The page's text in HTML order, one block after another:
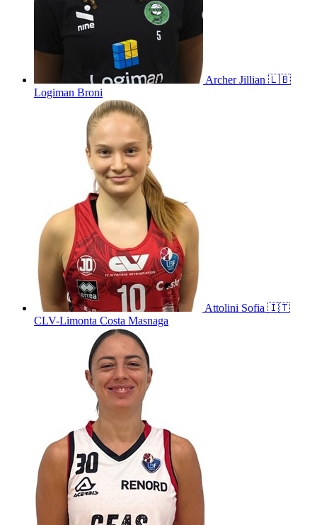
ArcherJillian 🇱🇧
Logiman Broni
Attolini Sofia 🇮🇹
CLV-Limonta Costa Masnaga